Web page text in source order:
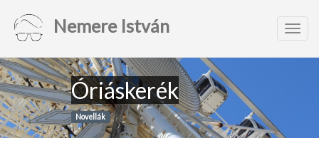
Nemere István
Óriáskerék
Novellák